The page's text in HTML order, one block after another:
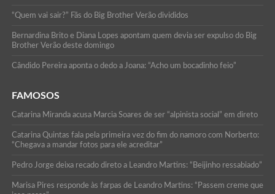
“Quem vai sair?” Fãs do Big Brother Verão divididos
Bernardina Brito e Diana Lopes apontam quem devia ser expulso do Big
Brother Verão deste domingo
Cândido Pereira aponta o dedo a Joana: “Acho um bocadinho feio”
FAMOSOS
Catarina Miranda acusa Marcia Soares de ser “alpinista social” em direto
Catarina Quintas fala pela primeira vez do fim do namoro com Norberto:
“Chegava a mandar fotos para ele acreditar”
Pedro Jorge deixa recado direto a Leandro Martins: “Beijinho ressabiado”
Marisa Pires responde às farpas de Leandro Martins: “Passem creme que